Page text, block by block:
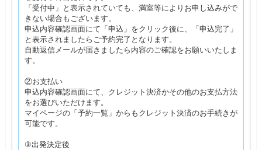
「受付中」と表示されていても、満室等によりお申し込みがで
きない場合もございます。
申込内容確認画面にて「申込」をクリック後に、「申込完了」
と表示されましたらご予約完了となります。
自動返信メールが届きましたら内容のご確認をお願いいたしま
す。
②お支払い
申込内容確認画面にて、クレジット決済かその他のお支払方法
をお選びいただけます。
マイページの「予約一覧」からもクレジット決済のお手続きが
可能です。
③出発決定後